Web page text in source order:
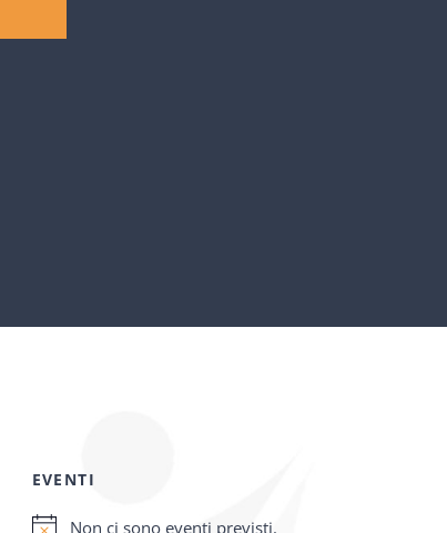
EVENTI
Non ci sono eventi previsti.